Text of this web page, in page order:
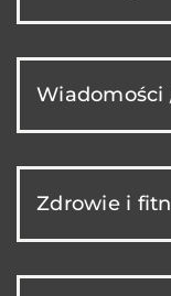
Wiadomości
Zdrowie i